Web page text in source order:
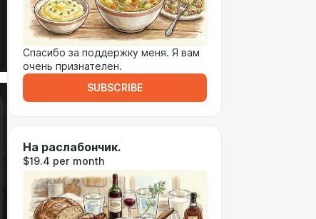
Спасибо за поддержку меня. Я вам
очень признателен.
SUBSCRIBE
На раслабончик.
$19.4 per month